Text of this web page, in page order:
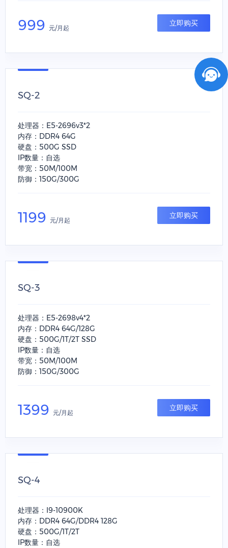
999 元/月起
立即购买
SQ-2
处理器：E5-2696v3*2
内存：DDR4 64G
硬盘：500G SSD
IP数量：自选
带宽：50M/100M
防御：150G/300G
1199 元/月起
立即购买
SQ-3
处理器：E5-2698v4*2
内存：DDR4 64G/128G
硬盘：500G/1T/2T SSD
IP数量：自选
带宽：50M/100M
防御：150G/300G
1399 元/月起
立即购买
SQ-4
处理器：I9-10900K
内存：DDR4 64G/DDR4 128G
硬盘：500G/1T/2T
IP数量：自选